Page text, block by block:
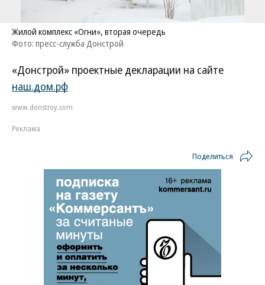
Жилой комплекс «Огни», вторая очередь
Фото: пресс-служба Донстрой
«Донстрой» проектные декларации на сайте
наш.дом.рф
www.donstroy.com
Реклама
Поделиться